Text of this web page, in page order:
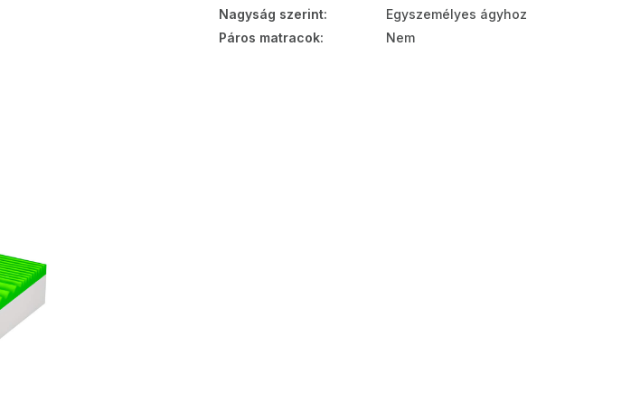
Nagyság szerint:
Egyszemélyes ágyhoz
Páros matracok: Nem